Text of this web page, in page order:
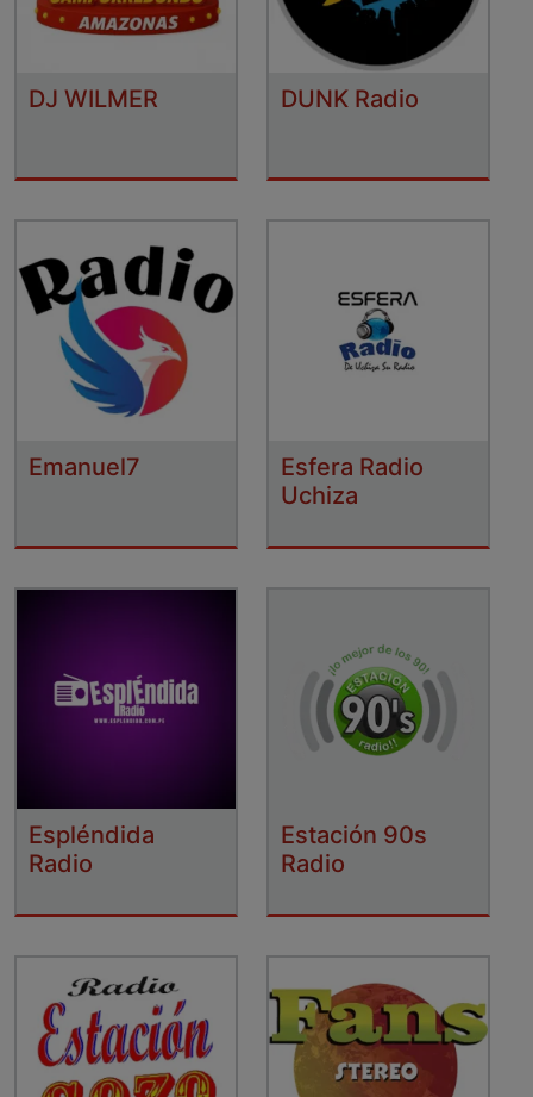
DJ WILMER DUNK Radio
Emanuel7
Esfera Radio
Uchiza
Espléndida
Radio
Estación 90s
Radio